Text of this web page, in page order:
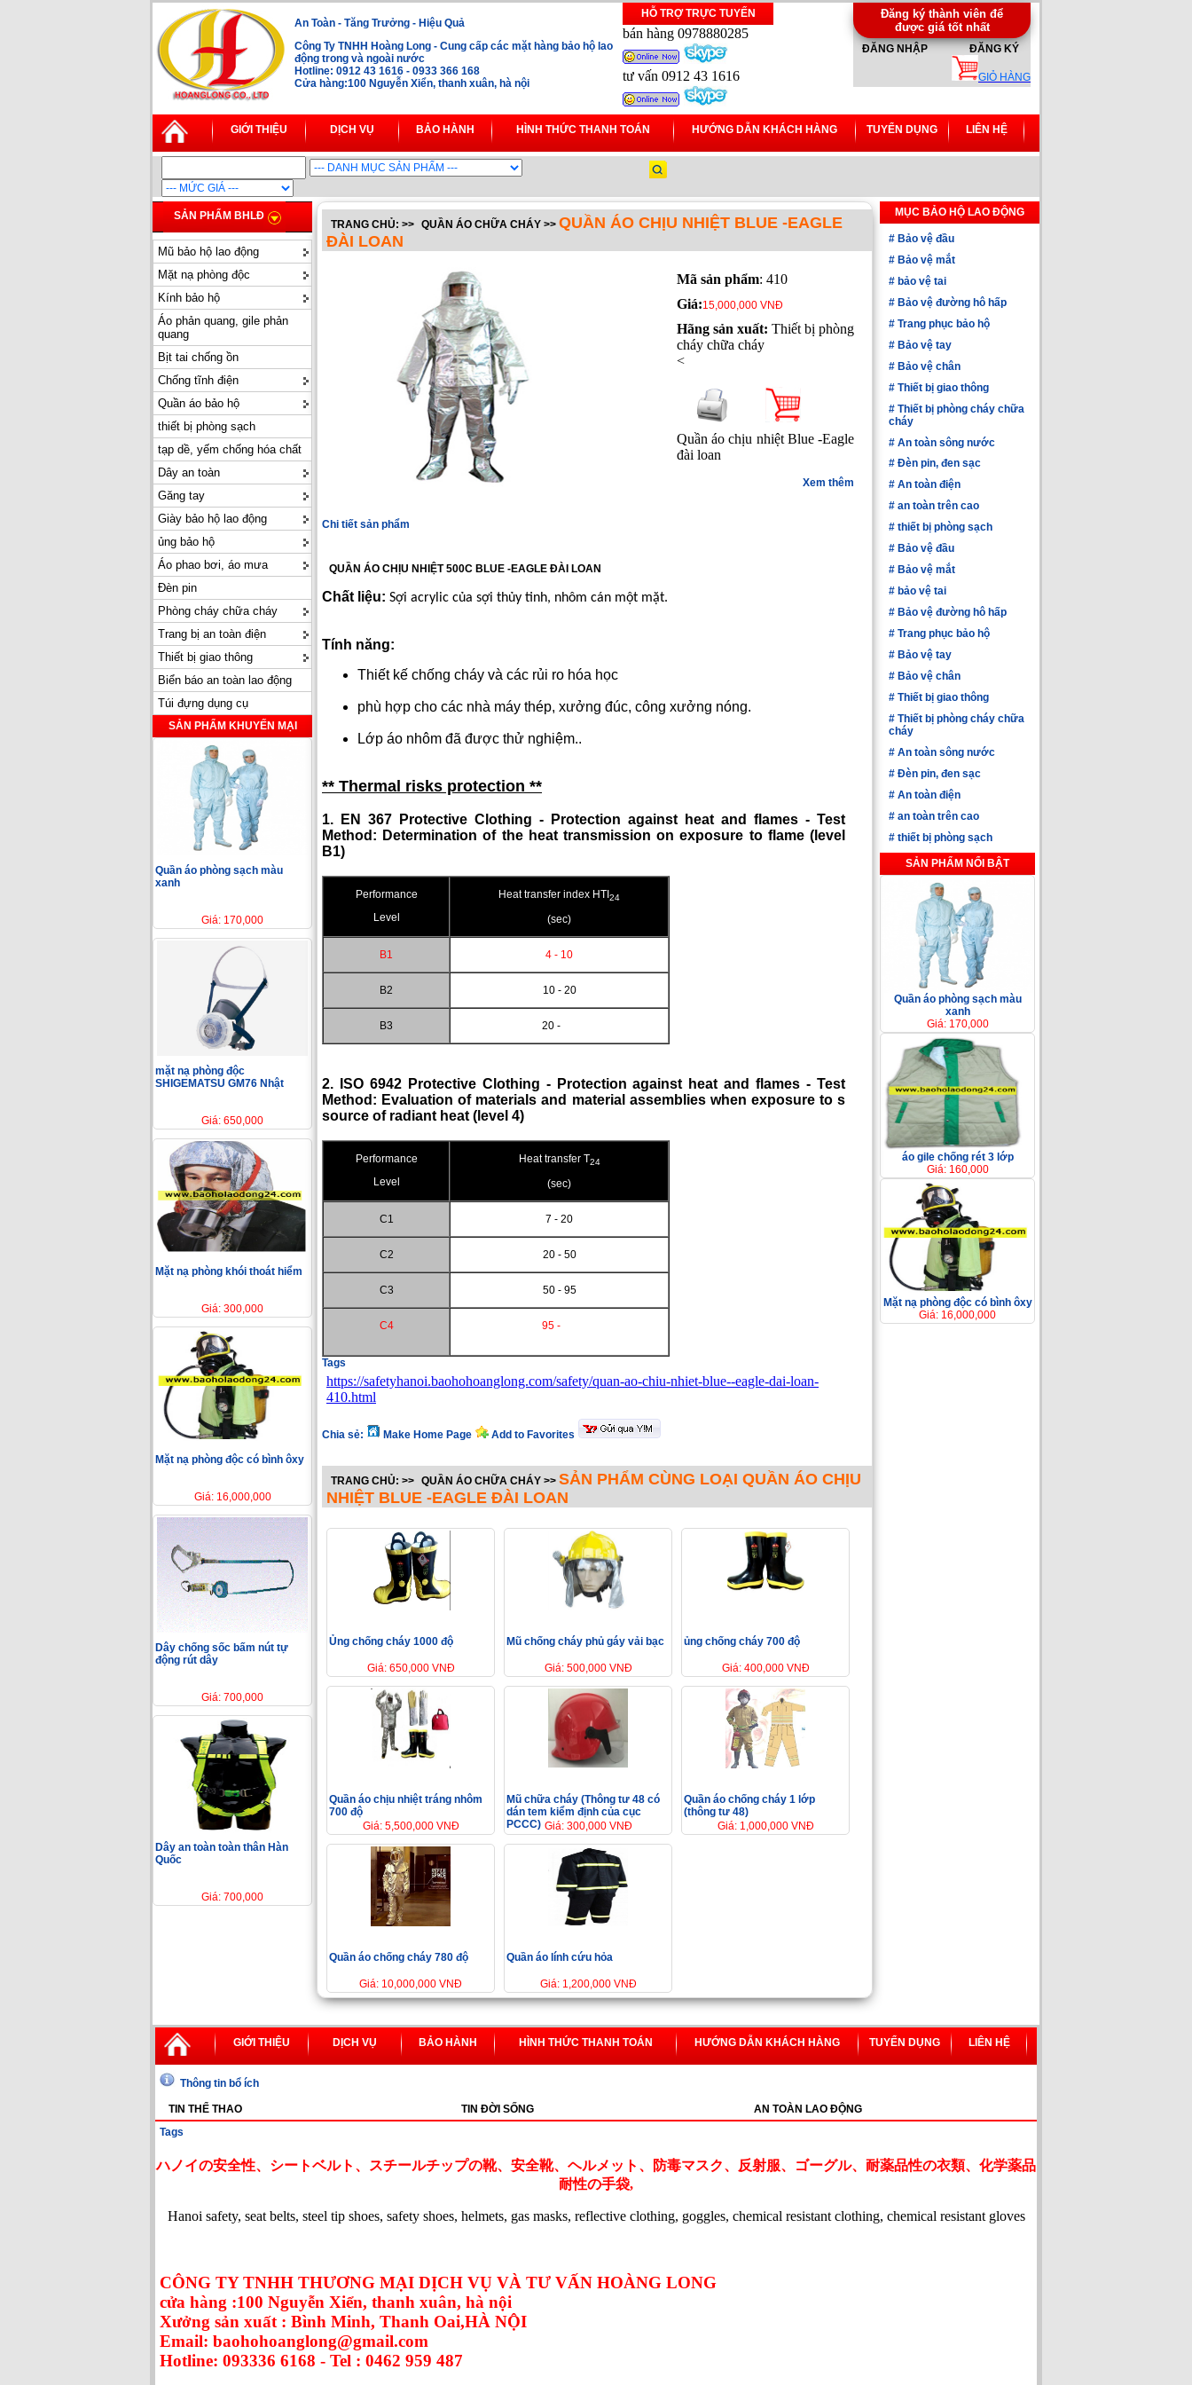
An Toàn - Tăng Trưởng - Hiệu Quả
Công Ty TNHH Hoàng Long - Cung cấp các mặt hàng bảo hộ lao
động trong và ngoài nước
Hotline: 0912 43 1616 - 0933 366 168
Cửa hàng:100 Nguyễn Xiển, thanh xuân, hà nội
HỖ TRỢ TRỰC TUYẾN
bán hàng 0978880285
tư vấn 0912 43 1616
Đăng ký thành viên để
được giá tốt nhất
ĐĂNG NHẬP ĐĂNG KÝ
GIỎ HÀNG
GIỚI THIỆU DỊCH VỤ BẢO HÀNH HÌNH THỨC THANH TOÁN HƯỚNG DẪN KHÁCH HÀNG TUYỂN DỤNG LIÊN HỆ
SẢN PHẨM BHLĐ
Mũ bảo hộ lao động
Mặt nạ phòng độc
Kính bảo hộ
Áo phản quang, gile phản
quang
Bịt tai chống ồn
Chống tĩnh điện
Quần áo bảo hộ
thiết bị phòng sạch
tạp dề, yếm chống hóa chất
Dây an toàn
Găng tay
Giày bảo hộ lao động
ủng bảo hộ
Áo phao bơi, áo mưa
Đèn pin
Phòng cháy chữa cháy
Trang bị an toàn điện
Thiết bị giao thông
Biển báo an toàn lao động
Túi đựng dụng cụ
SẢN PHẨM KHUYẾN MẠI
Quần áo phòng sạch màu
xanh
Giá: 170,000
mặt nạ phòng độc
SHIGEMATSU GM76 Nhật
Giá: 650,000
Mặt nạ phòng khói thoát hiểm
Giá: 300,000
Mặt nạ phòng độc có bình ôxy
Giá: 16,000,000
Dây chống sốc bấm nút tự
động rút dây
Giá: 700,000
Dây an toàn toàn thân Hàn
Quốc
Giá: 700,000
TRANG CHỦ: >> QUẦN ÁO CHỮA CHÁY >> QUẦN ÁO CHỊU NHIỆT BLUE -EAGLE
ĐÀI LOAN
Mã sản phẩm: 410
Giá:15,000,000 VNĐ
Hãng sản xuất: Thiết bị phòng
cháy chữa cháy
<
Quần áo chịu nhiệt Blue -Eagle
đài loan
Xem thêm
Chi tiết sản phẩm
QUẦN ÁO CHỊU NHIỆT 500C BLUE -EAGLE ĐÀI LOAN
Chất liệu: Sợi acrylic của sợi thủy tinh, nhôm cán một mặt.
Tính năng:
Thiết kế chống cháy và các rủi ro hóa học
phù hợp cho các nhà máy thép, xưởng đúc, công xưởng nóng.
Lớp áo nhôm đã được thử nghiệm..
** Thermal risks protection **
1. EN 367 Protective Clothing - Protection against heat and flames - Test
Method: Determination of the heat transmission on exposure to flame (level
B1)
Performance
Level
Heat transfer index HTI 24
(sec)
B1 4 - 10
B2 10 - 20
B3 20 -
2.
ISO 6942 Protective Clothing - Protection against heat and flames - Test
Method: Evaluation of materials and material assemblies when exposure to s
source of radiant heat (level 4)
Performance
Level
Heat transfer T24
(sec)
C1 7 - 20
C2 20 - 50
C3 50 - 95
C4 95 -
Tags
https://safetyhanoi.baohohoanglong.com/safety/quan-ao-chiu-nhiet-blue--eagle-dai-loan-
410.html
Chia sẻ: Make Home Page Add to Favorites
TRANG CHỦ: >> QUẦN ÁO CHỮA CHÁY >> SẢN PHẨM CÙNG LOẠI QUẦN ÁO CHỊU
NHIỆT BLUE -EAGLE ĐÀI LOAN
Ủng chống cháy 1000 độ
Giá: 650,000 VNĐ
Mũ chống cháy phủ gáy vải bạc
Giá: 500,000 VNĐ
ủng chống cháy 700 độ
Giá: 400,000 VNĐ
Quần áo chịu nhiệt tráng nhôm
700 độ
Giá: 5,500,000 VNĐ
Mũ chữa cháy (Thông tư 48 có
dán tem kiểm định của cục
PCCC) Giá: 300,000 VNĐ
Quần áo chống cháy 1 lớp
(thông tư 48)
Giá: 1,000,000 VNĐ
Quần áo chống cháy 780 độ
Giá: 10,000,000 VNĐ
Quần áo lính cứu hỏa
Giá: 1,200,000 VNĐ
MỤC BẢO HỘ LAO ĐỘNG
# Bảo vệ đầu
# Bảo vệ mắt
# bảo vệ tai
# Bảo vệ đường hô hấp
# Trang phục bảo hộ
# Bảo vệ tay
# Bảo vệ chân
# Thiết bị giao thông
# Thiết bị phòng cháy chữa
cháy
# An toàn sông nước
# Đèn pin, đen sạc
# An toàn điện
# an toàn trên cao
# thiết bị phòng sạch
# Bảo vệ đầu
# Bảo vệ mắt
# bảo vệ tai
# Bảo vệ đường hô hấp
# Trang phục bảo hộ
# Bảo vệ tay
# Bảo vệ chân
# Thiết bị giao thông
# Thiết bị phòng cháy chữa
cháy
# An toàn sông nước
# Đèn pin, đen sạc
# An toàn điện
# an toàn trên cao
# thiết bị phòng sạch
SẢN PHẨM NỔI BẬT
Quần áo phòng sạch màu
xanh
Giá: 170,000
áo gile chống rét 3 lớp
Giá: 160,000
Mặt nạ phòng độc có bình ôxy
Giá: 16,000,000
GIỚI THIỆU DỊCH VỤ BẢO HÀNH HÌNH THỨC THANH TOÁN HƯỚNG DẪN KHÁCH HÀNG TUYỂN DỤNG LIÊN HỆ
Thông tin bổ ích
TIN THỂ THAO TIN ĐỜI SỐNG
AN TOÀN LAO ĐỘNG
Tags
ハノイの安全性、シートベルト、スチールチップの靴、安全靴、ヘルメット、防毒マスク、反射服、ゴーグル、耐薬品性の衣類、化学薬品
耐性の手袋,
Hanoi safety, seat belts, steel tip shoes, safety shoes, helmets, gas masks, reflective clothing, goggles, chemical resistant clothing, chemical resistant gloves
CÔNG TY TNHH THƯƠNG MẠI DỊCH VỤ VÀ TƯ VẤN HOÀNG LONG
cửa hàng :100 Nguyễn Xiển, thanh xuân, hà nội
Xưởng sản xuất : Bình Minh, Thanh Oai,HÀ NỘI
Email: baohohoanglong@gmail.com
Hotline: 093336 6168 - Tel : 0462 959 487